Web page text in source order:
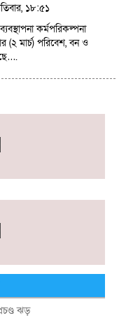
১৮:৫১
কর্মপরিকল্পনা
(২ মার্চ) পরিবেশ, বন ও
ঝড়